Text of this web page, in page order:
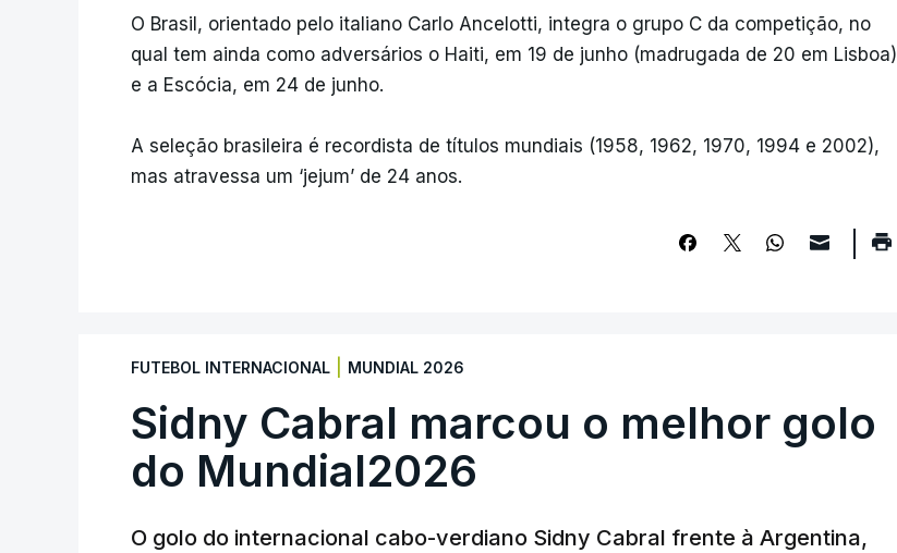
O Brasil, orientado pelo italiano Carlo Ancelotti, integra o grupo C da competição, no
qual tem ainda como adversários o Haiti, em 19 de junho (madrugada de 20 em Lisboa)
e a Escócia, em 24 de junho.
A seleção brasileira é recordista de títulos mundiais (1958, 1962, 1970, 1994 e 2002),
mas atravessa um ‘jejum’ de 24 anos.
FUTEBOL INTERNACIONAL MUNDIAL 2026
Sidny Cabral marcou o melhor golo
do Mundial2026
O golo do internacional cabo-verdiano Sidny Cabral frente à Argentina,